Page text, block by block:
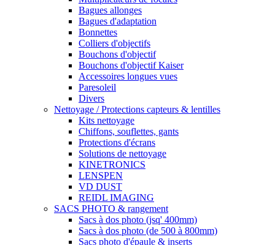
Bagues allonges
Bagues d'adaptation
Bonnettes
Colliers d'objectifs
Bouchons d'objectif
Bouchons d'objectif Kaiser
Accessoires longues vues
Paresoleil
Divers
Nettoyage / Protections capteurs & lentilles
Kits nettoyage
Chiffons, souflettes, gants
Protections d'écrans
Solutions de nettoyage
KINETRONICS
LENSPEN
VD DUST
REIDL IMAGING
SACS PHOTO & rangement
Sacs à dos photo (jsq' 400mm)
Sacs à dos photo (de 500 à 800mm)
Sacs photo d'épaule & inserts